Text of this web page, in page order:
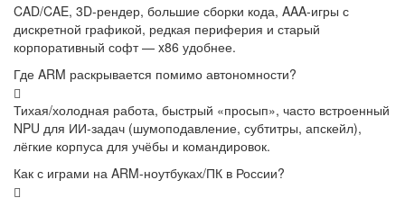
CAD/CAE, 3D-рендер, большие сборки кода, AAA-игры с
дискретной графикой, редкая периферия и старый
корпоративный софт — x86 удобнее.
Где ARM раскрывается помимо автономности?
Тихая/холодная работа, быстрый «просып», часто встроенный
NPU для ИИ-задач (шумоподавление, субтитры, апскейл),
лёгкие корпуса для учёбы и командировок.
Как с играми на ARM-ноутбуках/ПК в России?